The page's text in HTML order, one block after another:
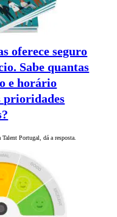
oferece seguro
Sabe quantas
e horário
prioridades
Portugal, dá a resposta.